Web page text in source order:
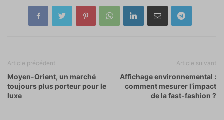
Article précédent
Moyen-Orient, un marché
toujours plus porteur pour le
luxe
Article suivant
Affichage environnemental :
comment mesurer l’impact
de la fast-fashion ?